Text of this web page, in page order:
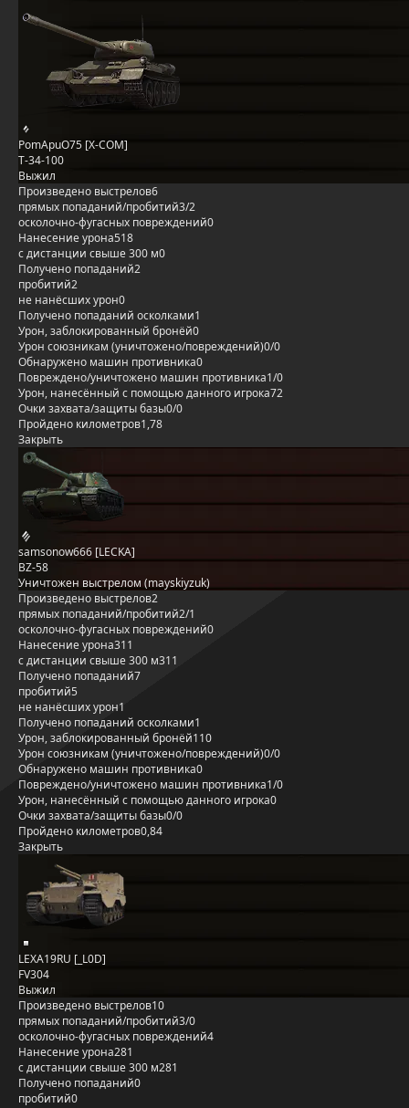
PomApuO75 [X-COM]
Т-34-100
Выжил
Произведено выстрелов6
прямых попаданий/пробитий3/2
осколочно-фугасных повреждений0
Нанесение урона518
с дистанции свыше 300 м0
Получено попаданий2
пробитий2
не нанёсших урон0
Получено попаданий осколками1
Урон, заблокированный бронёй0
Урон союзникам (уничтожено/повреждений)0/0
Обнаружено машин противника0
Повреждено/уничтожено машин противника1/0
Урон, нанесённый с помощью данного игрока72
Очки захвата/защиты базы0/0
Пройдено километров1,78
Закрыть
samsonow666 [LECKA]
BZ-58
Уничтожен выстрелом (mayskiyzuk)
Произведено выстрелов2
прямых попаданий/пробитий2/1
осколочно-фугасных повреждений0
Нанесение урона311
с дистанции свыше 300 м311
Получено попаданий7
пробитий5
не нанёсших урон1
Получено попаданий осколками1
Урон, заблокированный бронёй110
Урон союзникам (уничтожено/повреждений)0/0
Обнаружено машин противника0
Повреждено/уничтожено машин противника1/0
Урон, нанесённый с помощью данного игрока0
Очки захвата/защиты базы0/0
Пройдено километров0,84
Закрыть
LEXA19RU [_L0D]
FV304
Выжил
Произведено выстрелов10
прямых попаданий/пробитий3/0
осколочно-фугасных повреждений4
Нанесение урона281
с дистанции свыше 300 м281
Получено попаданий0
пробитий0